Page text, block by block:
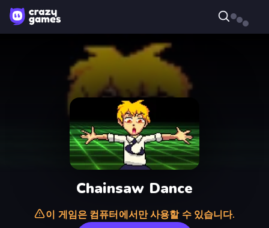
Chainsaw Dance
이 게임은 컴퓨터에서만 사용할 수 있습니다.